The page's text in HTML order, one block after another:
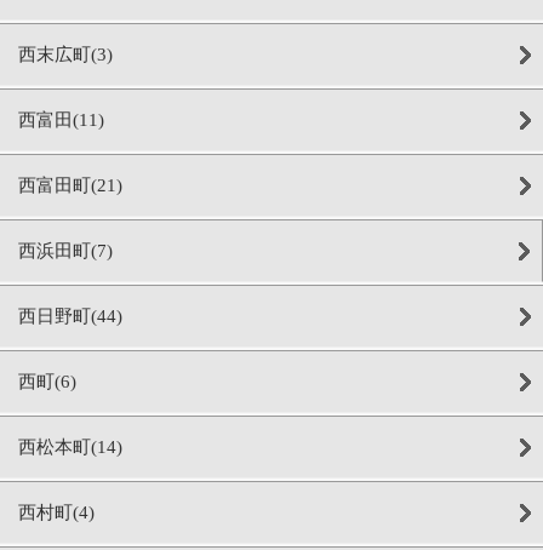
西末広町(3)
西富田(11)
西富田町(21)
西浜田町(7)
西日野町(44)
西町(6)
西松本町(14)
西村町(4)